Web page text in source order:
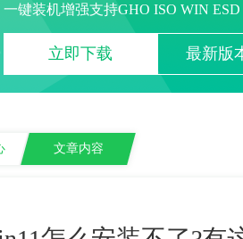
一键装机增强支持GHO ISO WIN
立即下载 最新版
文章内容